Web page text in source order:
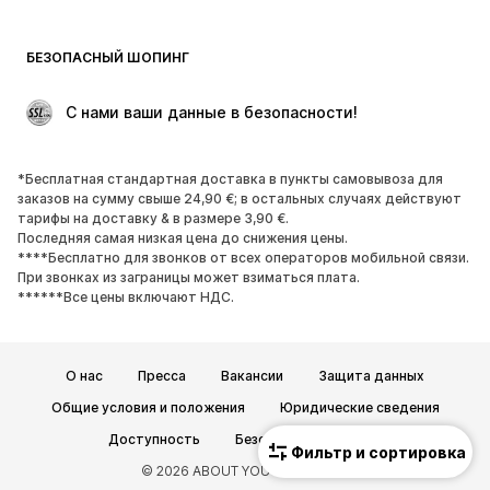
Фильтр и сортировка
Поводы
ЭКСКЛЮЗИВ
ОБУВЬ
НОВИНКИ
Модные тенденции
Кроссовки и кеды
Ботинки
Лодочки и туфли на высоких
Спортивная обувь
Балетки
Пантолеты
Тапки
ЭКСКЛЮЗИВ
БЕЗОПАСНЫЙ ШОПИНГ
С нами ваши данные в безопасности!
*Бесплатная стандартная доставка в пункты самовывоза для
заказов на сумму свыше 24,90 €; в остальных случаях действуют
тарифы на доставку & в размере 3,90 €.
Последняя самая низкая цена до снижения цены.
****Бесплатно для звонков от всех операторов мобильной связи.
При звонках из заграницы может взиматься плата.
******Все цены включают НДС.
О нас Пресса Вакансии
Защита данных
Общие условия и положения
Юридические сведения
Доступность
Безопасность товара
© 2026 ABOUT YOU SE & Co. KG